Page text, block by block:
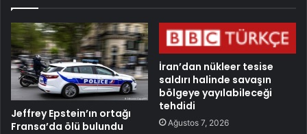
Jeffrey Epstein’ın ortağı
Fransa’da ölü bulundu
İran’dan nükleer tesise
saldırı halinde savaşın
bölgeye yayılabileceği
tehdidi
Ağustos 7, 2026